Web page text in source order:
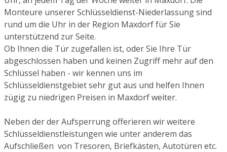
Monteure unserer Schlüsseldienst-Niederlassung sind
rund um die Uhr in der Region Maxdorf für Sie
unterstützend zur Seite.
Ob Ihnen die Tür zugefallen ist, oder Sie Ihre Tür
abgeschlossen haben und keinen Zugriff mehr auf den
Schlüssel haben - wir kennen uns im
Schlüsseldienstgebiet sehr gut aus und helfen Ihnen
zügig zu niedrigen Preisen in Maxdorf weiter.
Neben der der Aufsperrung offerieren wir weitere
Schlüsseldienstleistungen wie unter anderem das
Aufschließen von Tresoren, Briefkästen, Autotüren etc.